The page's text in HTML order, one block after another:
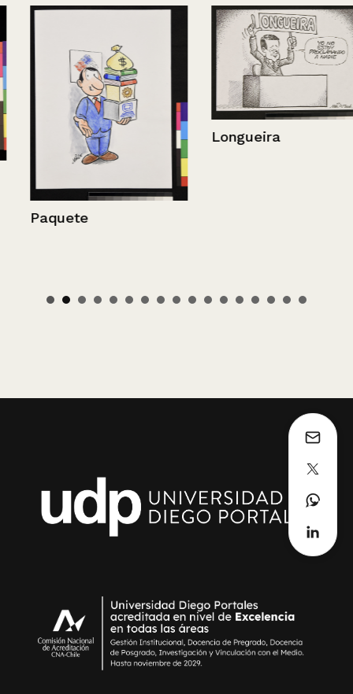
Paquete
Longueira